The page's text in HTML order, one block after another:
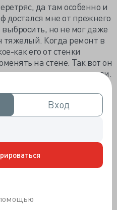
Вход
Вход
да там особенно и
достался мне от прежнего
но не мог даже
тяжелый. Когда ремонт в
как его от стенки
на стене. Так вот он
лаком покрыли.
принадлежала
умер и родственники его
квартиру, на эту
ты сам понимаешь
а кооперативную
а потом ее
в этой квартире много